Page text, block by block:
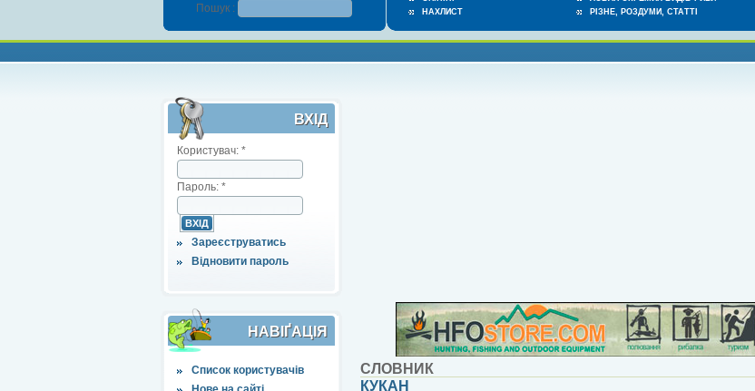
НАХЛИСТ
РІЗНЕ, РОЗДУМИ, СТАТТІ
Пошук :
ВХІД
Користувач: *
Пароль: *
Зареєструватись
Відновити пароль
НАВІҐАЦІЯ
Список користувачів
СЛОВНИК
КУКАН